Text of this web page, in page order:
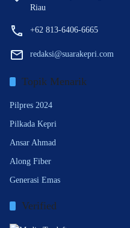
Riau
+62 813-6406-6665
redaksi@suarakepri.com
Topik Menarik
Pilpres 2024
Pilkada Kepri
Ansar Ahmad
Along Fiber
Generasi Emas
Verified